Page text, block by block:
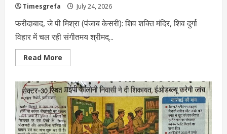
Timesgrefa July 24, 2026
फरीदाबाद, जे पी मिश्रा (पंजाब केसरी): शिव शक्ति मंदिर, शिव दुर्गा
विहार में चल रही संगीतमय श्रीमद्...
Read More